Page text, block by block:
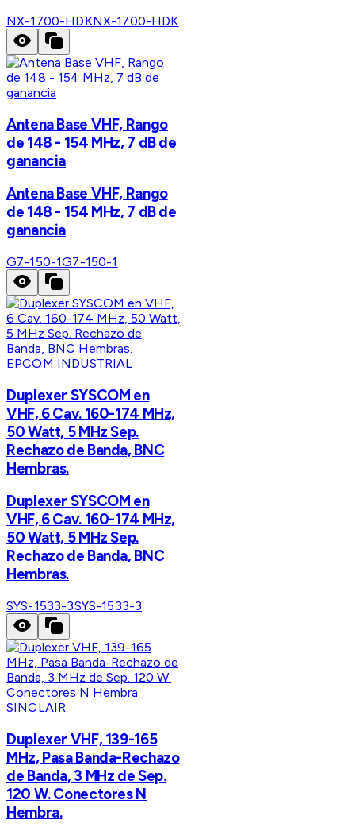
NX-1700-HDKNX-1700-HDK
Antena Base VHF, Rango
de 148 - 154 MHz, 7 dB de
ganancia
Antena Base VHF, Rango
de 148 - 154 MHz, 7 dB de
ganancia
G7-150-1G7-150-1
EPCOM INDUSTRIAL
Duplexer SYSCOM en
VHF, 6 Cav. 160-174 MHz,
50 Watt, 5 MHz Sep.
Rechazo de Banda, BNC
Hembras.
Duplexer SYSCOM en
VHF, 6 Cav. 160-174 MHz,
50 Watt, 5 MHz Sep.
Rechazo de Banda, BNC
Hembras.
SYS-1533-3SYS-1533-3
SINCLAIR
Duplexer VHF, 139-165
MHz, Pasa Banda-Rechazo
de Banda, 3 MHz de Sep.
120 W. Conectores N
Hembra.